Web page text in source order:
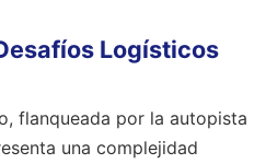
Logísticos
flanqueada por la autopista
una complejidad